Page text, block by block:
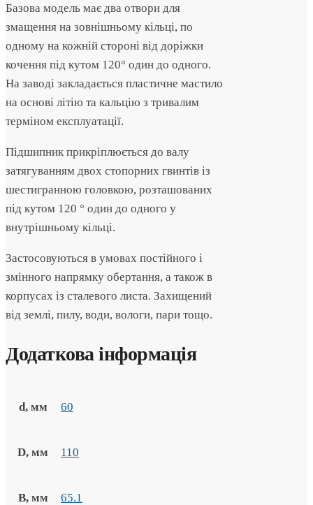
Базова модель має два отвори для
змащення на зовнішньому кільці, по
одному на кожній стороні від доріжки
кочення під кутом 120° один до одного.
На заводі закладається пластичне мастило
на основі літію та кальцію з тривалим
терміном експлуатації.
Підшипник прикріплюється до валу
затягуванням двох стопорних гвинтів із
шестигранною головкою, розташованих
під кутом 120 ° один до одного у
внутрішньому кільці.
Застосовуються в умовах постійного і
змінного напрямку обертання, а також в
корпусах із сталевого листа. Захищений
від землі, пилу, води, вологи, пари тощо.
Додаткова інформація
d, мм 60
D, мм 110
B, мм 65.1